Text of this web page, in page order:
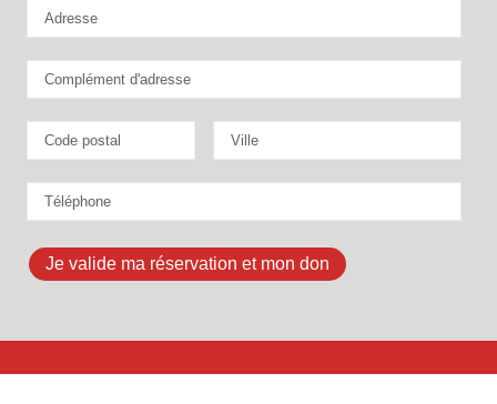
Je valide ma réservation et mon don